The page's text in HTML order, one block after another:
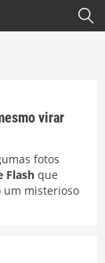
virar
fotos
Flash que
um misterioso